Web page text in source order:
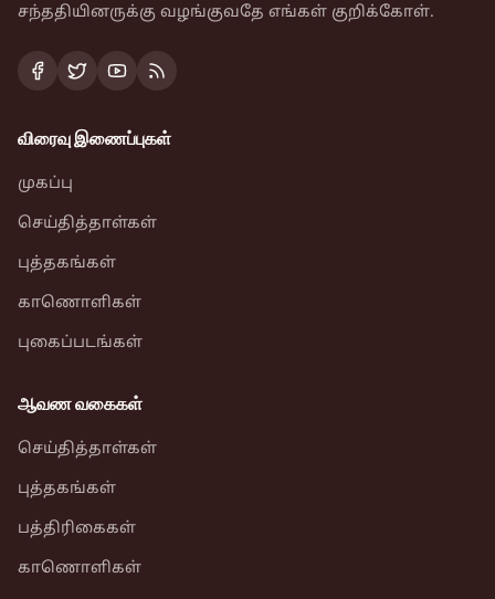
சந்ததியினருக்கு வழங்குவதே எங்கள் குறிக்கோள்.
விரைவு இணைப்புகள்
முகப்பு
செய்தித்தாள்கள்
புத்தகங்கள்
காணொளிகள்
புகைப்படங்கள்
ஆவண வகைகள்
செய்தித்தாள்கள்
புத்தகங்கள்
பத்திரிகைகள்
காணொளிகள்